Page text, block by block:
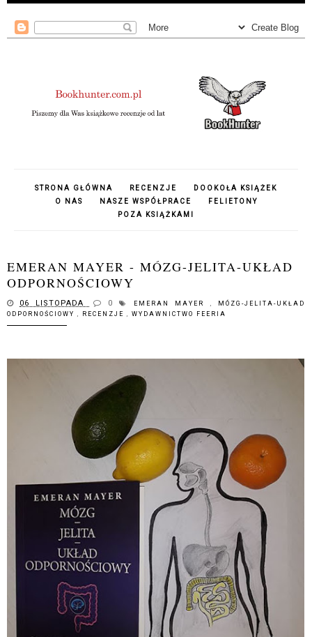
STRONA GŁÓWNA RECENZJE
DOOKOŁA KSIĄŻEK
O NAS
NASZE WSPÓŁPRACE
FELIETONY
POZA KSIĄŻKAMI
EMERAN MAYER - MÓZG-JELITA-UKŁAD
ODPORNOŚCIOWY
06 LISTOPADA 0 EMERAN MAYER , MÓZG-JELITA-UKŁAD
ODPORNOŚCIOWY , RECENZJE , WYDAWNICTWO FEERIA